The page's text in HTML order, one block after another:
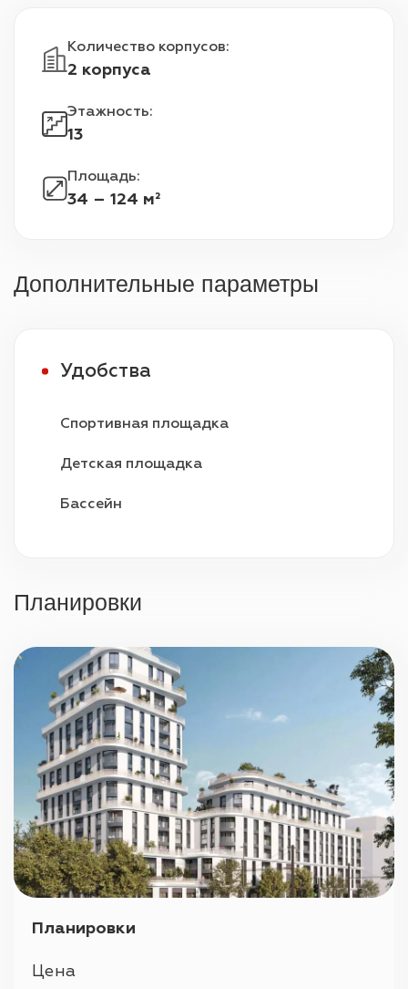
м² Имя проекта Eiffage, Hautrement Дата
окончания работ 4 квартал 2026 Цена $4900
Количество корпусов:
2 корпуса
Этажность:
13
Площадь:
34 – 124 м²
Дополнительные параметры
Удобства
Спортивная площадка
Детская площадка
Бассейн
Планировки
Планировки
Цена